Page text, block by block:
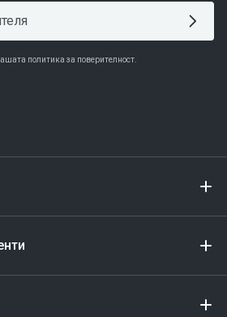
политика за поверителност.